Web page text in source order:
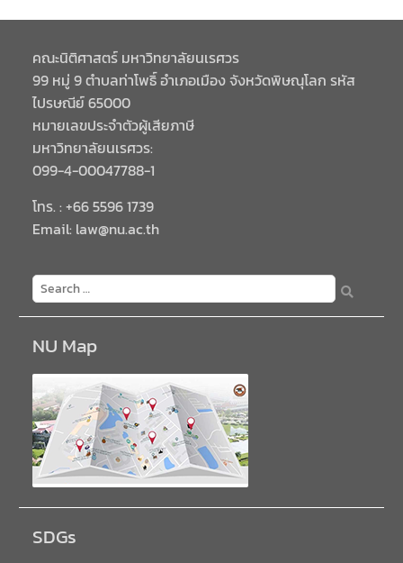
คณะนิติศาสตร์ มหาวิทยาลัยนเรศวร
99 หมู่ 9 ตำบลท่าโพธิ์ อำเภอเมือง จังหวัดพิษณุโลก รหัส
ไปรษณีย์ 65000
หมายเลขประจำตัวผู้เสียภาษี
มหาวิทยาลัยนเรศวร:
099-4-00047788-1
โทร. : +66 5596 1739
Email: law@nu.ac.th
NU Map
SDGs